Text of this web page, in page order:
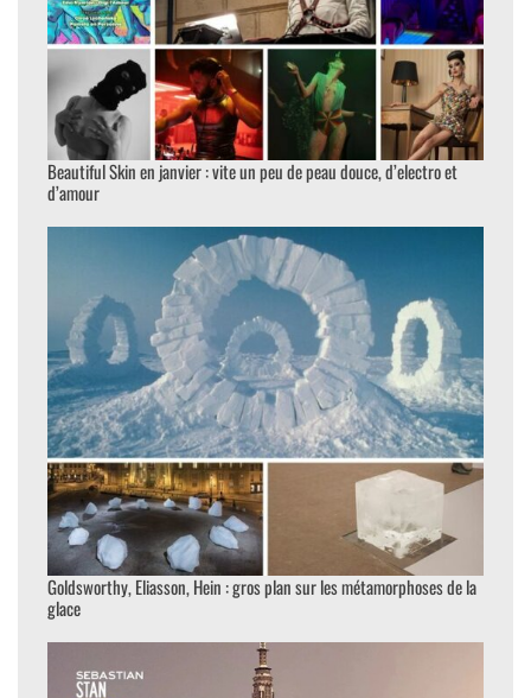
Beautiful Skin en janvier : vite un peu de peau douce, d’electro et
d’amour
Goldsworthy, Eliasson, Hein : gros plan sur les métamorphoses de la
glace